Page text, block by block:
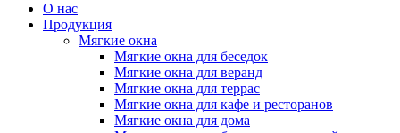
О нас
Продукция
Мягкие окна
Мягкие окна для беседок
Мягкие окна для веранд
Мягкие окна для террас
Мягкие окна для кафе и ресторанов
Мягкие окна для дома